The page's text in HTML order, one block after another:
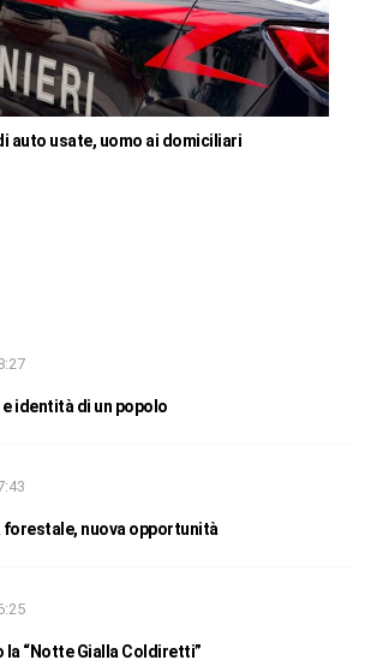
auto usate, uomo ai domiciliari
identità di un popolo
forestale, nuova opportunità
la “Notte Gialla Coldiretti”